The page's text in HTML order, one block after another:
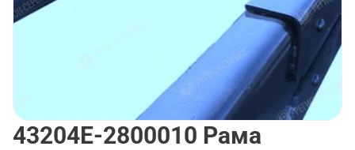
43204Е-2800010 Рама